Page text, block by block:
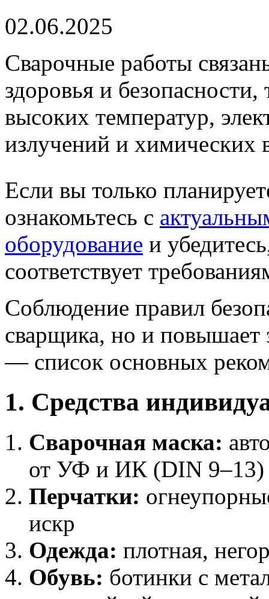
02.06.2025
Сварочные работы
здоровья и
высоких температур,
излучений и химических
Если вы только
ознакомьтесь с
оборудование и
соответствует
Соблюдение правил
сварщика, но и
— список основных
1. Средства
Сварочная маска:
от УФ и ИК (DIN 9–13)
Перчатки:
искр
Одежда: плотная,
Обувь: ботинки с